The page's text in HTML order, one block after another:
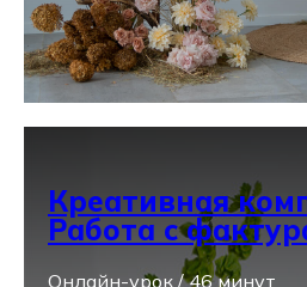
Креативная
Работа с
Онлайн-урок / 46 минут